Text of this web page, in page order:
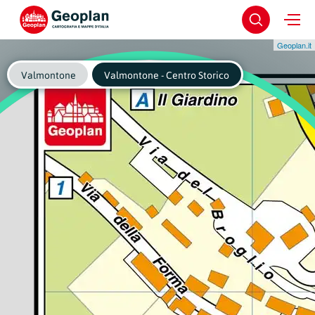
Geoplan.it
Valmontone Valmontone - Centro Storico